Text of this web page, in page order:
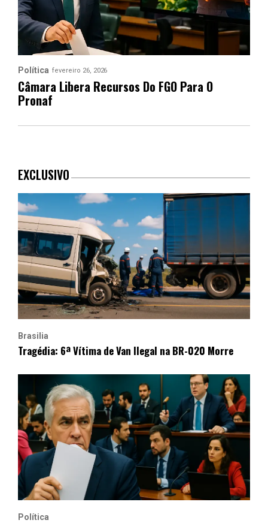
Política fevereiro 26, 2026
Câmara Libera Recursos Do FGO Para O
Pronaf
EXCLUSIVO
Brasilia
Tragédia: 6ª Vítima de Van Ilegal na BR-020 Morre
Política